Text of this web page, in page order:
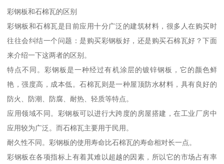
彩钢板和石棉瓦的区别
彩钢板和石棉瓦是目前应用十分广泛的建筑材料，很多人在购买时
往往会纠结一个问题：是购买彩钢板好，还是购买石棉瓦好？下面
来介绍一下这两者的区别。
特点不同。彩钢板是一种经过有机涂层的镀锌钢板，它的颜色鲜
艳，强度高，成本低。石棉瓦则是一种屋顶防水材料，具有良好的
防火、防潮、防腐、耐热、轻质等特点。
应用领域不同。彩钢板可以进行大跨度的房屋搭建，在工业厂房中
应用较为广泛。而石棉瓦主要用于民用。
耐久性不同。彩钢板的使用寿命比石棉瓦的寿命相对长一点。
彩钢板在各项指标上有着其难以超越的因素，所以它的市场占有率